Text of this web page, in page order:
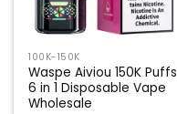
100K-150K
Waspe Aiviou 150K Puffs
6 in 1 Disposable Vape
Wholesale